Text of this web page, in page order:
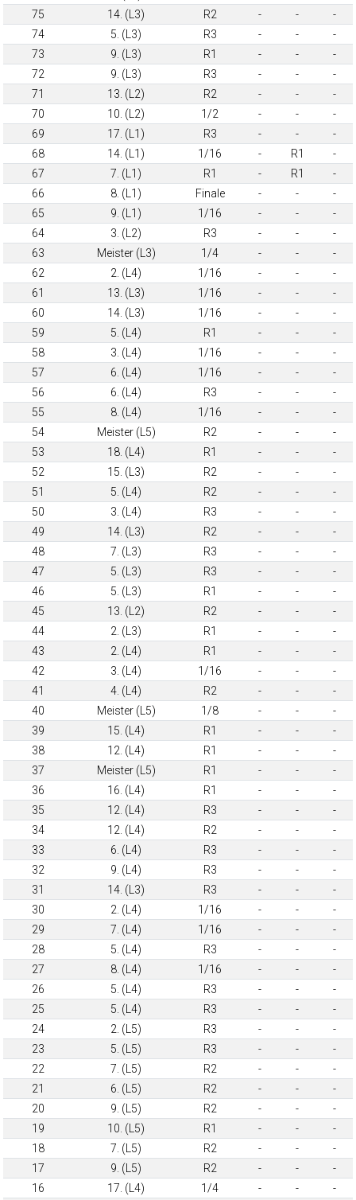
75
14. (L3) R2 - -
-
74
5. (L3) R3 - -
-
73
9. (L3) R1 - -
-
72
9. (L3) R3 - -
-
71
13. (L2) R2 - -
-
70
10. (L2) 1/2 - -
-
69
17. (L1) R3 - -
-
68
14. (L1) 1/16 - R1
-
67
7. (L1) R1 - R1
-
66
8. (L1) Finale - -
-
65
9. (L1) 1/16 - -
-
64
3. (L2) R3 - -
-
63
Meister (L3) 1/4 - -
-
62
2. (L4) 1/16 - -
-
61
13. (L3) 1/16 - -
-
60
14. (L3) 1/16 - -
-
59
5. (L4) R1 - -
-
58
3. (L4) 1/16 - -
-
57
6. (L4) 1/16 - -
-
56
6. (L4) R3 - -
-
55
8. (L4) 1/16 - -
-
54
Meister (L5) R2 - -
-
53
18. (L4) R1 - -
-
52
15. (L3) R2 - -
-
51
5. (L4) R2 - -
-
50
3. (L4) R3 - -
-
49
14. (L3) R2 - -
-
48
7. (L3) R3 - -
-
47
5. (L3) R3 - -
-
46
5. (L3) R1 - -
-
45
13. (L2) R2 - -
-
44
2. (L3) R1 - -
-
43
2. (L4) R1 - -
-
42
3. (L4) 1/16 - -
-
41
4. (L4) R2 - -
-
40
Meister (L5) 1/8 - -
-
39
15. (L4) R1 - -
-
38
12. (L4) R1 - -
-
37
Meister (L5) R1 - -
-
36
16. (L4) R1 - -
-
35
12. (L4) R3 - -
-
34
12. (L4) R2 - -
-
33
6. (L4) R3 - -
-
32
9. (L4) R3 - -
-
31
14. (L3) R3 - -
-
30
2. (L4) 1/16 - -
-
29
7. (L4) 1/16 - -
-
28
5. (L4) R3 - -
-
27
8. (L4) 1/16 - -
-
26
5. (L4) R3 - -
-
25
5. (L4) R3 - -
-
24
2. (L5) R3 - -
-
23
5. (L5) R3 - -
-
22
7. (L5) R2 - -
-
21
6. (L5) R2 - -
-
20
9. (L5) R2 - -
-
19
10. (L5) R1 - -
-
18
7. (L5) R2 - -
-
17
9. (L5) R2 - -
-
16
17. (L4) 1/4 - -
-